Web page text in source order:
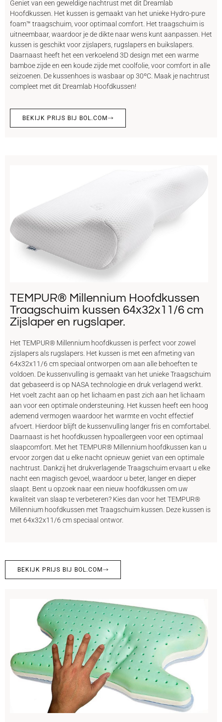
Geniet van een geweldige nachtrust met dit Dreamlab
Hoofdkussen. Het kussen is gemaakt van het unieke Hydro-pure
foam™ traagschuim, voor optimaal comfort. Het traagschuim is
uitneembaar, waardoor je de dikte naar wens kunt aanpassen. Het
kussen is geschikt voor zijslapers, rugslapers en buikslapers.
Daarnaast heeft het een verkoelend 3D design met een warme
bamboe zijde en een koude zijde met coolfolie, voor comfort in alle
seizoenen. De kussenhoes is wasbaar op 30ºC. Maak je nachtrust
compleet met dit Dreamlab Hoofdkussen!
BEKIJK PRIJS BIJ BOL.COM
TEMPUR® Millennium Hoofdkussen
Traagschuim kussen 64x32x11/6 cm
Zijslaper en rugslaper.
Het TEMPUR® Millennium hoofdkussen is perfect voor zowel
zijslapers als rugslapers. Het kussen is met een afmeting van
64x32x11/6 cm speciaal ontworpen om aan alle behoeften te
voldoen. De kussenvulling is gemaakt van het unieke Traagschuim
dat gebaseerd is op NASA technologie en druk verlagend werkt.
Het voelt zacht aan op het lichaam en past zich aan het lichaam
aan voor een optimale ondersteuning. Het kussen heeft een hoog
ademend vermogen waardoor het warmte en vocht effectief
afvoert. Hierdoor blijft de kussenvulling langer fris en comfortabel.
Daarnaast is het hoofdkussen hypoallergeen voor een optimaal
slaapcomfort. Met het TEMPUR® Millennium hoofdkussen kan u
ervoor zorgen dat u elke nacht opnieuw geniet van een optimale
nachtrust. Dankzij het drukverlagende Traagschuim ervaart u elke
nacht een magisch gevoel, waardoor u beter, langer en dieper
slaapt. Bent u opzoek naar een nieuw hoofdkussen om uw
kwaliteit van slaap te verbeteren? Kies dan voor het TEMPUR®
Millennium hoofdkussen met Traagschuim kussen. Deze kussen is
met 64x32x11/6 cm speciaal ontwor.
BEKIJK PRIJS BIJ BOL.COM